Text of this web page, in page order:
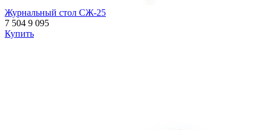
Журнальный стол СЖ-25
7 504 9 095
Купить